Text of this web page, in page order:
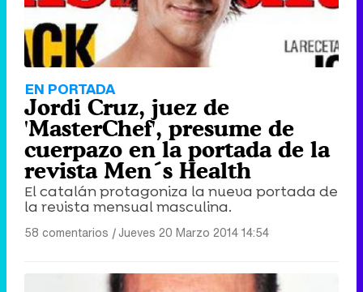
EN PORTADA
Jordi Cruz, juez de
'MasterChef', presume de
cuerpazo en la portada de la
revista Men´s Health
El catalán protagoniza la nueva portada de
la revista mensual masculina.
58 comentarios |Jueves 20 Marzo 2014 14:54